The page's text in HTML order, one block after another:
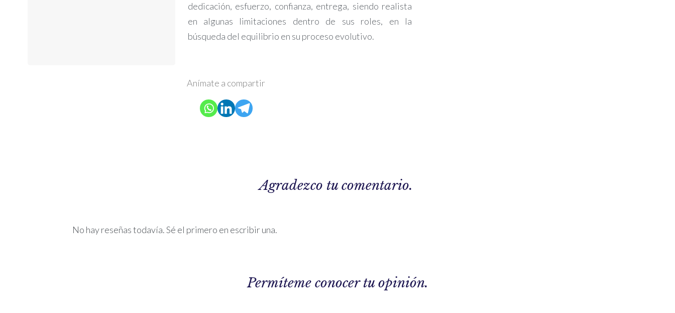
dedicación, esfuerzo, confianza, entrega, siendo realista
en algunas limitaciones dentro de sus roles, en la
búsqueda del equilibrio en su proceso evolutivo.
Anímate a compartir
Agradezco tu comentario.
No hay reseñas todavía. Sé el primero en escribir una.
Permítemeconocer tu opinión.